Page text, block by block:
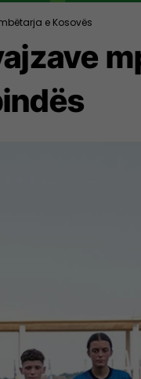
e Kosovës